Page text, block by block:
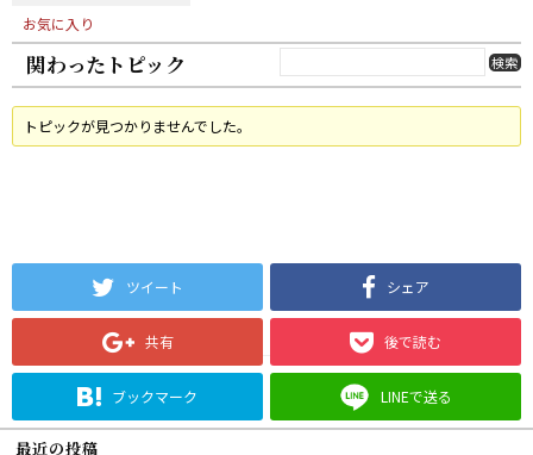
お気に入り
関わったトピック
トピックが見つかりませんでした。
ツイート シェア
共有 後で読む
ブックマーク LINEで送る
最近の投稿